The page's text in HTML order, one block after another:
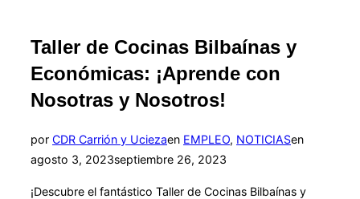
Taller de Cocinas Bilbaínas y
Económicas: ¡Aprende con
Nosotras y Nosotros!
por CDR Carrión y Uciezaen EMPLEO, NOTICIASenPublicado
agosto 3, 2023septiembre 26, 2023
¡Descubre el fantástico Taller de Cocinas Bilbaínas y